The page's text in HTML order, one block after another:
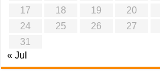
17
18 19 20
24
25 26 27
31
« Jul